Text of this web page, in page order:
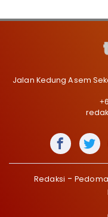
Jalan Kedung Asem
Redaksi